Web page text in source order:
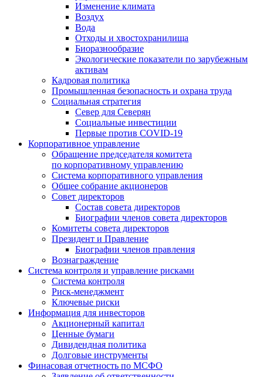
Изменение климата
Воздух
Вода
Отходы и хвостохранилища
Биоразнообразие
Экологические показатели по зарубежным
активам
Кадровая политика
Промышленная безопасность и охрана труда
Социальная стратегия
Север для Северян
Социальные инвестиции
Первые против COVID‑19
Корпоративное управление
Обращение председателя комитета
по корпоративному управлению
Система корпоративного управления
Общее собрание акционеров
Совет директоров
Состав совета директоров
Биографии членов совета директоров
Комитеты совета директоров
Президент и Правление
Биографии членов правления
Вознаграждение
Система контроля и управление рисками
Система контроля
Риск-менеджмент
Ключевые риски
Информация для инвесторов
Акционерный капитал
Ценные бумаги
Дивидендная политика
Долговые инструменты
Финасовая отчетность по МСФО